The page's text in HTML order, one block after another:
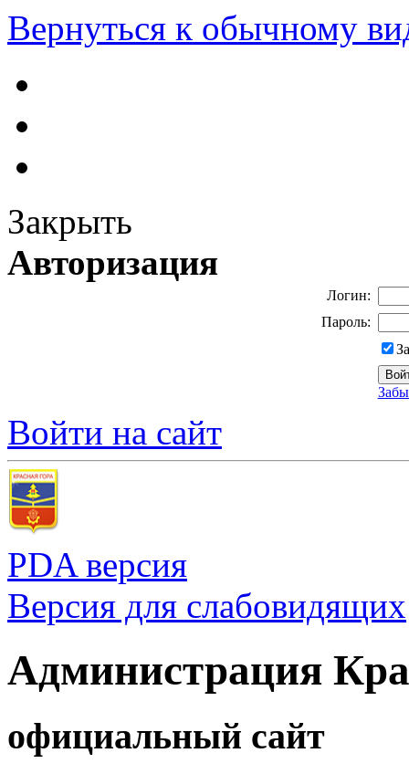
Вернуться к обычному
Закрыть
Авторизация
Логин:
Пароль:
Войти на сайт
PDA версия
Версия для слабовидящих
Администрация
официальный сайт